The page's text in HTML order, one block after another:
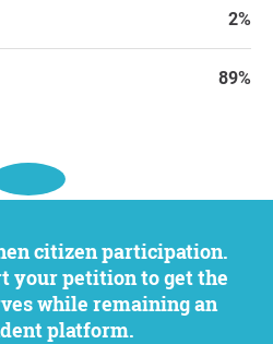
mich sehr über zahlreiche
2%
89%
your petition to get the
while remaining an
platform.